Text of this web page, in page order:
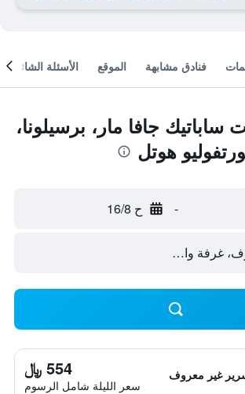
فنادق مشابهة الموقع الأسئلة الشائعة
جافا مار، برسيلونا،
هوتل
- ح 16/8
غير معروف 554 ﷼
سعر الليلة شامل الرسوم